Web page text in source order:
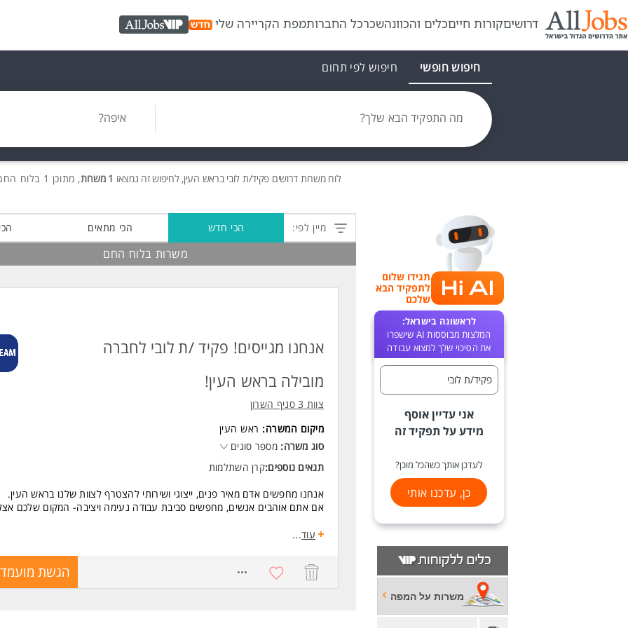
דרושיםקורות חייםכלים והכוונהשכרכל החברותמפת הקריירה שלי AllJobs VIP
חיפוש חופשי חיפוש לפי תחום
מה התפקיד הבא שלך? איפה?
לוח משרות דרושים פקיד/ת לובי בראש העין, לחיפוש זה נמצאו 1 משרות , מתוכן 1 בלוח החם חינם!
תגידו שלום
לתפקיד הבא
שלכם
לראשונה בישראל:
המלצות מבוססות AI שישפרו
את הסיכוי שלך למצוא עבודה
פקיד/ת לובי
אני עדיין אוסף
מידע על תפקיד זה
לעדכן אותך כשהכל מוכן?
כן, עדכנו אותי
משרות על המפה
מיין לפי: הכי חדש הכי מתאים
משרות בלוח החם
אנחנו מגייסים! פקיד /ת לובי לחברה
מובילה בראש העין!
צוות 3 סניף השרון
מיקום המשרה: ראש העין
סוג משרה: מספר סוגים
תנאים נוספים:קרן השתלמות
אנחנו מחפשים אדם מאיר פנים, ייצוגי ושירותי להצטרף לצוות שלנו בראש העין.
אם אתם אוהבים אנשים, מחפשים סביבת עבודה נעימה ויציבה- המקום שלכם
מה מחכה לכם בתפקיד?
- ניהול שוטף של הלובי: שמירה על נראות המרחב ומענה לפניות שונות.
- עבודה בסביבה איכותית: חברה משפחתית ומובילה בראש העין.
עוד...
הגשת